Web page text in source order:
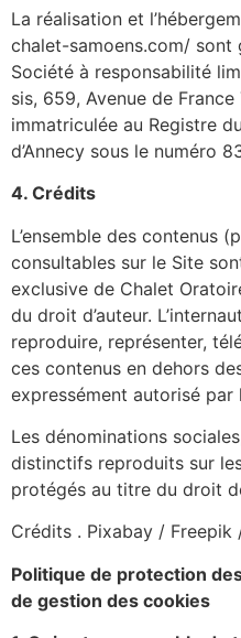
La réalisation et
chalet-samoens.com/ sont
Société à responsabilité
sis, 659, Avenue de France
immatriculée au Registre
d’Annecy sous le numéro
4. Crédits
L’ensemble des contenus
consultables sur le Site
exclusive de Chalet
du droit d’auteur.
reproduire, représenter,
ces contenus en dehors
expressément autorisé par
Les dénominations
distinctifs reproduits sur
protégés au titre du droit
Crédits . Pixabay / Freepik
Politique de protection
de gestion des cookies